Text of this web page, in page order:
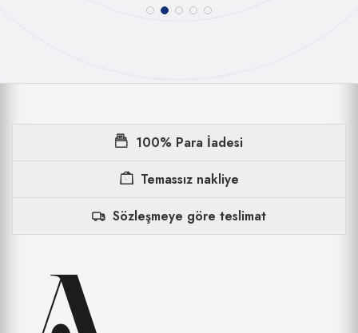
100% Para İadesi
Temassız nakliye
Sözleşmeye göre teslimat